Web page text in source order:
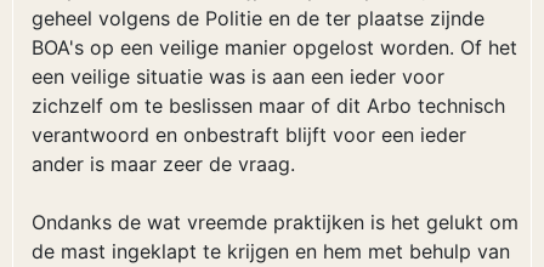
geheel volgens de Politie en de ter plaatse zijnde
BOA's op een veilige manier opgelost worden. Of het
een veilige situatie was is aan een ieder voor
zichzelf om te beslissen maar of dit Arbo technisch
verantwoord en onbestraft blijft voor een ieder
ander is maar zeer de vraag.
Ondanks de wat vreemde praktijken is het gelukt om
de mast ingeklapt te krijgen en hem met behulp van